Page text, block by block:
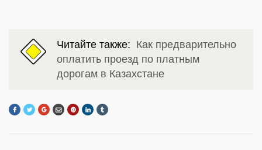
Читайте также: Как предварительно
оплатить проезд по платным
дорогам в Казахстане